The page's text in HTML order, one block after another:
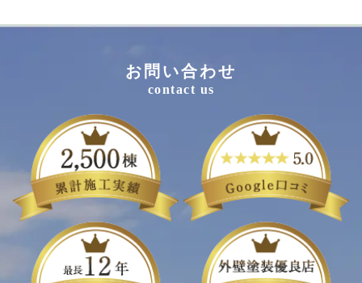
お問い合わせ
contact us